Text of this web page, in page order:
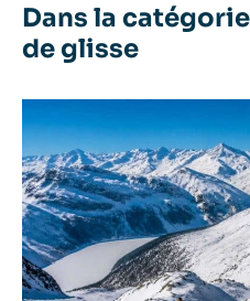
Dans la
de glisse